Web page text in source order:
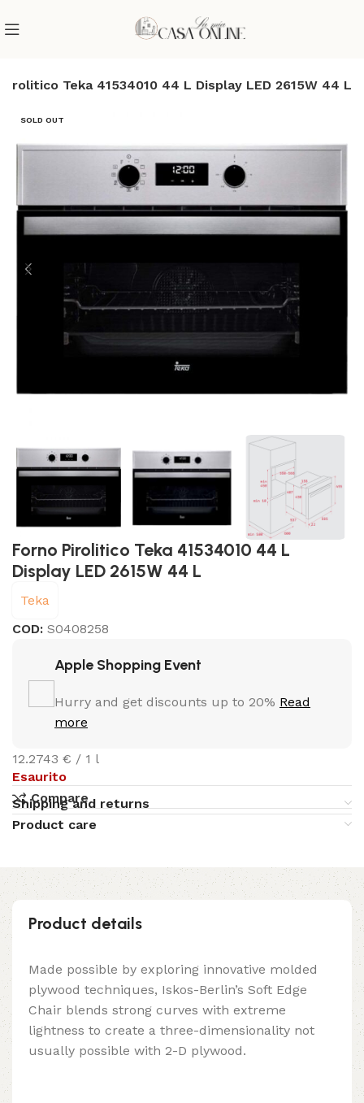
Teka 41534010 44 L Display LED 2615W 44 L
SOLD OUT
Forno Pirolitico Teka 41534010 44 L
Display LED 2615W 44 L
Teka
COD:S0408258
Apple Shopping Event
Hurry and get discounts up to 20% Read
more
12.2743 € / 1 l
Esaurito
Compare
Shipping and returns
Product care
Product details
Made possible by exploring innovative molded
plywood techniques, Iskos-Berlin’s Soft Edge
Chair blends strong curves with extreme
lightness to create a three-dimensionality not
usually possible with 2-D plywood.